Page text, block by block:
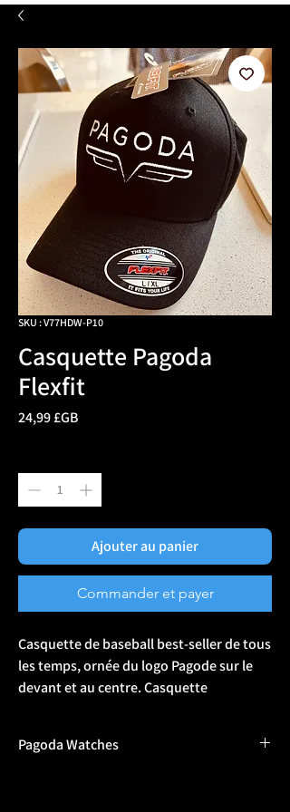
SKU : V77HDW-P10
Casquette Pagoda
Flexfit
24,99 £GBPrix
Ajouter au panier
Commander et payer
Casquette de baseball best-seller de tous
les temps, ornée du logo Pagode sur le
devant et au centre. Casquette
Flexfit® pour plus de style et de confort,
Pagoda Watches